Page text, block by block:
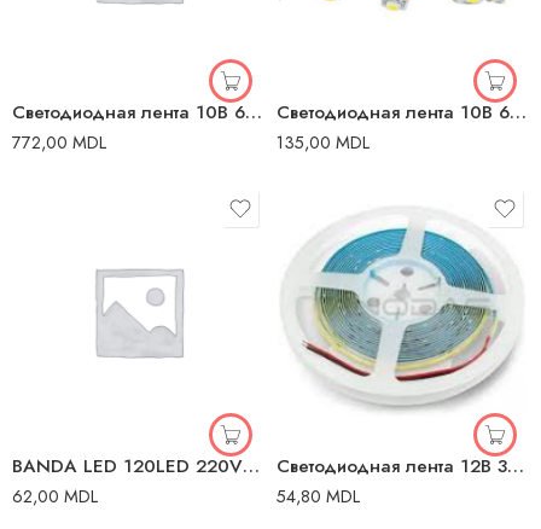
Светодиодная лента 10В 6400K 24B 280 лед/м ИП20 5m V-TAC
772,00 MDL
Светодиодная лента 10В 6500K 24B 1000 Лм/м ИП20 Lumineco
135,00 MDL
BANDA LED 120LED 220V 10W/M 8MM 4000K 50M/ROLL
62,00 MDL
Светодиодная лента 12В 3000K 12V ИП20 5m Злмос
54,80 MDL